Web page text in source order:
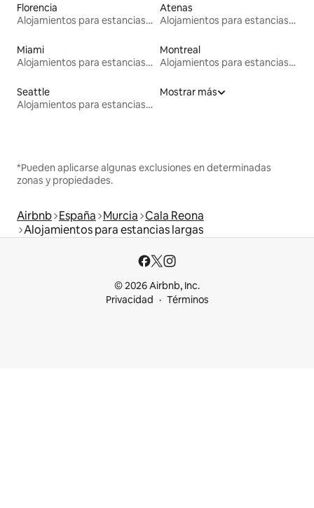
Florencia
Alojamientos para estancias largas
Atenas
Alojamientos para estancias largas
Miami
Alojamientos para estancias largas
Montreal
Alojamientos para estancias largas
Seattle
Alojamientos para estancias largas
Mostrar más
*Pueden aplicarse algunas exclusiones en determinadas
zonas y propiedades.
Airbnb España Murcia Cala Reona
Alojamientos para estancias largas
© 2026 Airbnb, Inc.
Privacidad
Términos